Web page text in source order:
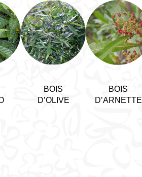
BOIS
D’OLIVE
BOIS
D’ARNETTE